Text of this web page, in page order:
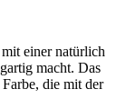
einer natürlich
macht. Das
die mit der